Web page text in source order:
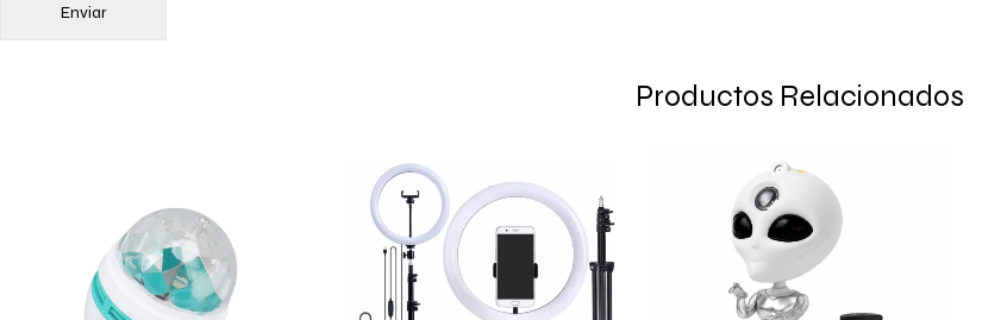
Productos Relacionados